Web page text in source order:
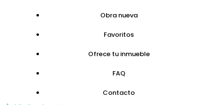
Obra nueva
Favoritos
Ofrece tu inmueble
FAQ
Contacto